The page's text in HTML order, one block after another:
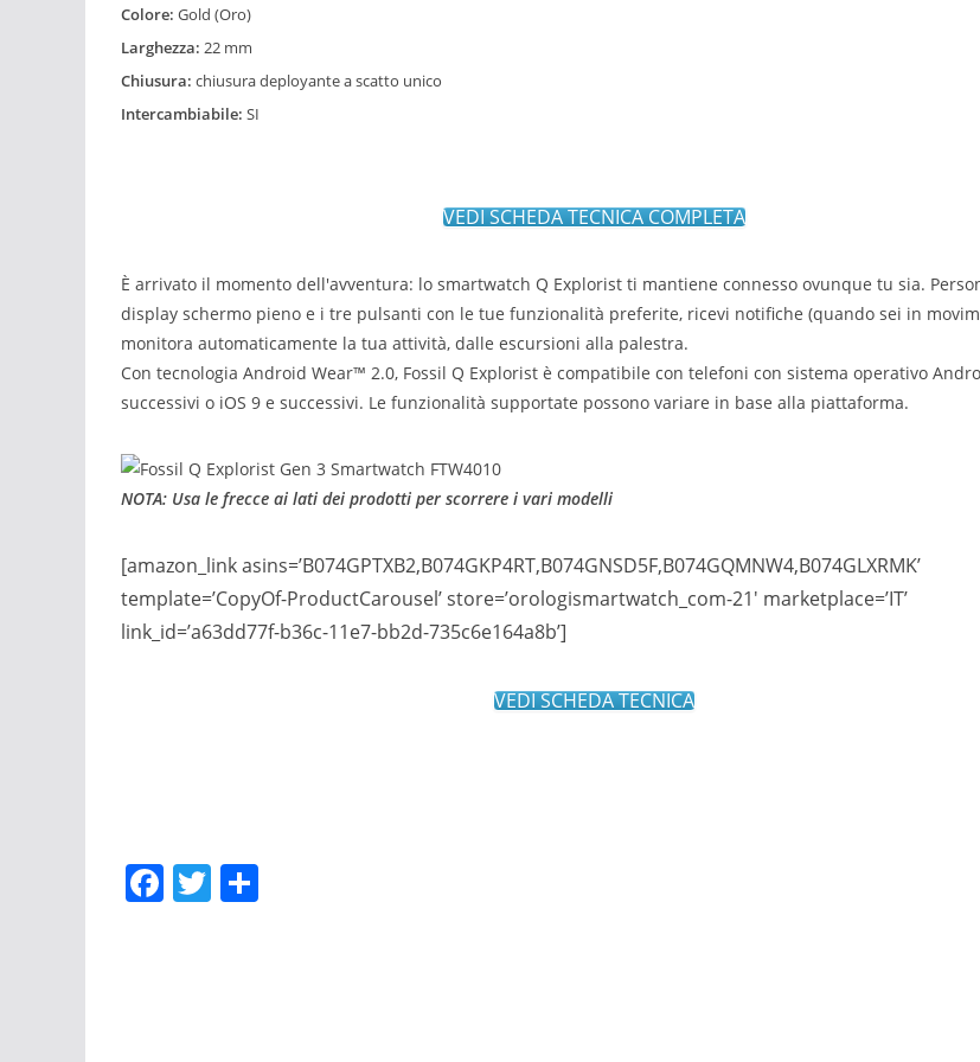
Colore: Gold (Oro)
Larghezza: 22 mm
Chiusura: chiusura deployante a scatto unico
Intercambiabile: SI
VEDI SCHEDA TECNICA COMPLETA
È arrivato il momento dell'avventura: lo smartwatch Q Explorist ti mantiene connesso ovunque tu sia.
display schermo pieno e i tre pulsanti con le tue funzionalità preferite, ricevi notifiche (quando sei in
monitora automaticamente la tua attività, dalle escursioni alla palestra.
Con tecnologia Android Wear™ 2.0, Fossil Q Explorist è compatibile con telefoni con sistema operativo
successivi o iOS 9 e successivi. Le funzionalità supportate possono variare in base alla piattaforma.
NOTA: Usa le frecce ai lati dei prodotti per scorrere i vari modelli
[amazon_link asins=’B074GPTXB2,B074GKP4RT,B074GNSD5F,B074GQMNW4,B074GLXRMK’
template=’CopyOf-ProductCarousel’ store=’orologismartwatch_com-21′ marketplace=’IT’
link_id=’a63dd77f-b36c-11e7-bb2d-735c6e164a8b’]
VEDI SCHEDA TECNICA
F T